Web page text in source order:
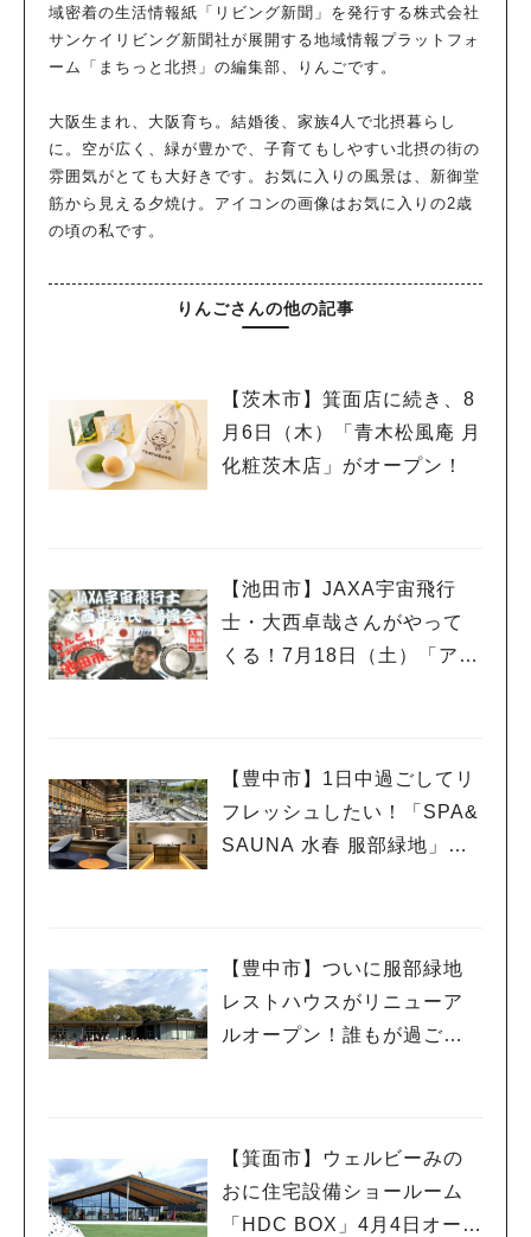
域密着の生活情報紙「リビング新聞」を発行する株式会社
サンケイリビング新聞社が展開する地域情報プラットフォ
ーム「まちっと北摂」の編集部、りんごです。
大阪生まれ、大阪育ち。結婚後、家族4人で北摂暮らし
に。空が広く、緑が豊かで、子育てもしやすい北摂の街の
雰囲気がとても大好きです。お気に入りの風景は、新御堂
筋から見える夕焼け。アイコンの画像はお気に入りの2歳
の頃の私です。
りんごさんの他の記事
【茨木市】箕面店に続き、8
月6日（木）「青木松風庵 月
化粧茨木店」がオープン！
【池田市】JAXA宇宙飛行
士・大西卓哉さんがやって
くる！7月18日（土）「アマ
【豊中市】1日中過ごしてリ
フレッシュしたい！「SPA&
SAUNA 水春 服部緑地」、
【豊中市】ついに服部緑地
レストハウスがリニューア
ルオープン！誰もが過ごし
【箕面市】ウェルビーみの
おに住宅設備ショールーム
「HDC BOX」4月4日オープ